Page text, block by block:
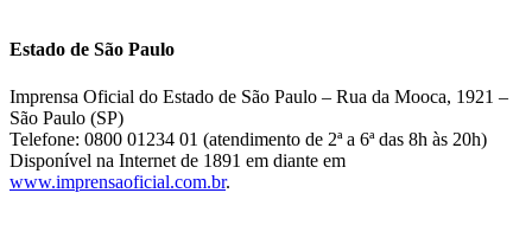
Estado de São Paulo
Imprensa Oficial do Estado de São Paulo – Rua da Mooca, 1921 –
São Paulo (SP)
Telefone: 0800 01234 01 (atendimento de 2ª a 6ª das 8h às 20h)
Disponível na Internet de 1891 em diante em
www.imprensaoficial.com.br.